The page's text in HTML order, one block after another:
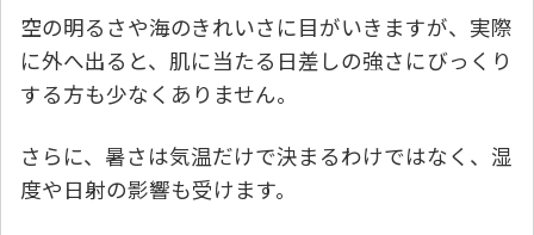
空の明るさや海のきれいさに目がいきますが、実際
に外へ出ると、肌に当たる日差しの強さにびっくり
する方も少なくありません。
さらに、暑さは気温だけで決まるわけではなく、湿
度や日射の影響も受けます。